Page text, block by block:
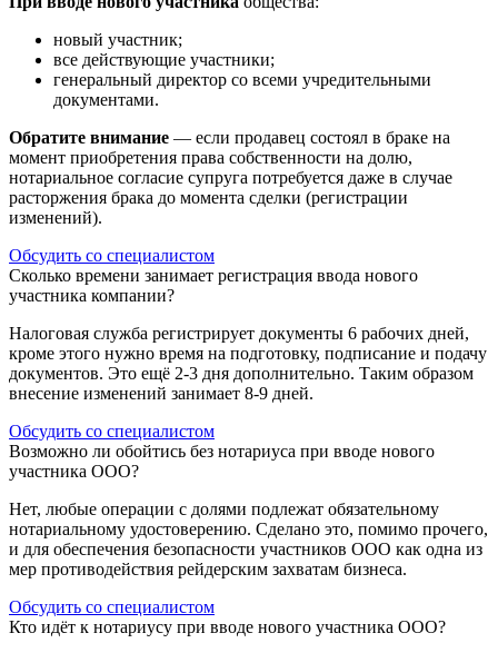
новый участник;
все действующие участники;
генеральный директор со всеми учредительными
документами.
Обратите внимание — если продавец состоял в браке на
момент приобретения права собственности на долю,
нотариальное согласие супруга потребуется даже в случае
расторжения брака до момента сделки (регистрации
изменений).
Обсудить со специалистом
Сколько времени занимает регистрация ввода нового
участника компании?
Налоговая служба регистрирует документы 6 рабочих дней,
кроме этого нужно время на подготовку, подписание и подачу
документов. Это ещё 2-3 дня дополнительно. Таким образом
внесение изменений занимает 8-9 дней.
Обсудить со специалистом
Возможно ли обойтись без нотариуса при вводе нового
участника ООО?
Нет, любые операции с долями подлежат обязательному
нотариальному удостоверению. Сделано это, помимо прочего,
и для обеспечения безопасности участников ООО как одна из
мер противодействия рейдерским захватам бизнеса.
Обсудить со специалистом
Кто идёт к нотариусу при вводе нового участника ООО?